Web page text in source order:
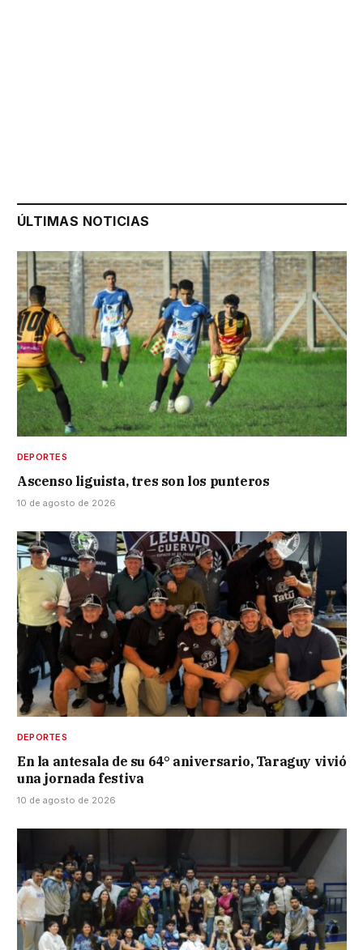
ÚLTIMAS NOTICIAS
DEPORTES
Ascenso liguista, tres son los punteros
10 de agosto de 2026
DEPORTES
En la antesala de su 64° aniversario, Taraguy vivió
una jornada festiva
10 de agosto de 2026